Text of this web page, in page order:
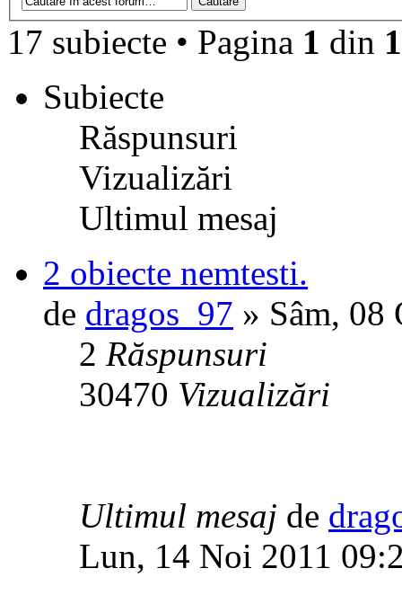
17 subiecte • Pagina 1 din 1
Subiecte
Răspunsuri
Vizualizări
Ultimul mesaj
2 obiecte nemtesti.
de dragos_97 » Sâm, 08
2 Răspunsuri
30470 Vizualizări
Ultimul mesaj de
Lun, 14 Noi 2011